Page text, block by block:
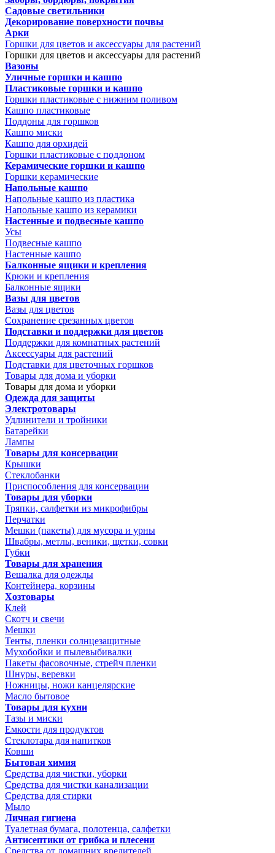
Садовые светильники
Декорирование поверхности почвы
Арки
Горшки для цветов и аксессуары для растений
Горшки для цветов и аксессуары для растений
Вазоны
Уличные горшки и кашпо
Пластиковые горшки и кашпо
Горшки пластиковые с нижним поливом
Кашпо пластиковые
Поддоны для горшков
Кашпо миски
Кашпо для орхидей
Горшки пластиковые с поддоном
Керамические горшки и кашпо
Горшки керамические
Напольные кашпо
Напольные кашпо из пластика
Напольные кашпо из керамики
Настенные и подвесные кашпо
Усы
Подвесные кашпо
Настенные кашпо
Балконные ящики и крепления
Крюки и крепления
Балконные ящики
Вазы для цветов
Вазы для цветов
Сохранение срезанных цветов
Подставки и поддержки для цветов
Поддержки для комнатных растений
Аксессуары для растений
Подставки для цветочных горшков
Товары для дома и уборки
Товары для дома и уборки
Одежда для защиты
Электротовары
Удлинители и тройники
Батарейки
Лампы
Товары для консервации
Крышки
Стеклобанки
Приспособления для консервации
Товары для уборки
Тряпки, салфетки из микрофибры
Перчатки
Мешки (пакеты) для мусора и урны
Швабры, метлы, веники, щетки, совки
Губки
Товары для хранения
Вешалка для одежды
Контейнера, корзины
Хозтовары
Клей
Скотч и свечи
Мешки
Тенты, пленки солнцезащитные
Мухобойки и пылевыбивалки
Пакеты фасовочные, стрейч пленки
Шнуры, веревки
Ножницы, ножи канцелярские
Масло бытовое
Товары для кухни
Тазы и миски
Емкости для продуктов
Стеклотара для напитков
Ковши
Бытовая химия
Средства для чистки, уборки
Средства для чистки канализации
Средства для стирки
Мыло
Личная гигиена
Туалетная бумага, полотенца, салфетки
Антисептики от грибка и плесени
Средства от домашних вредителей